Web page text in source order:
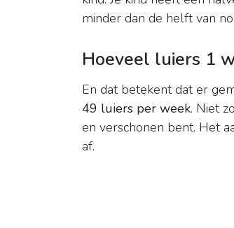
minder dan de helft van
Hoeveel luiers 1
En dat betekent dat er
49 luiers per week. Niet
en verschonen bent. Het
af.